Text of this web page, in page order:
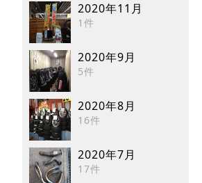
2020年11月
1件
2020年9月
5件
2020年8月
16件
2020年7月
17件